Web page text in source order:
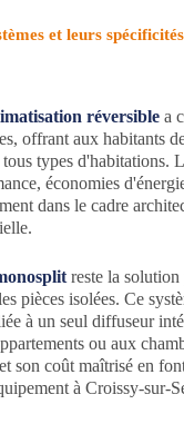
et leurs
réversible a
offrant aux habitants
types d'habitations.
économies
dans le cadre
reste la
pièces isolées. Ce
à un seul diffuseur
ou aux
son coût maîtrisé en
à Croissy-sur-